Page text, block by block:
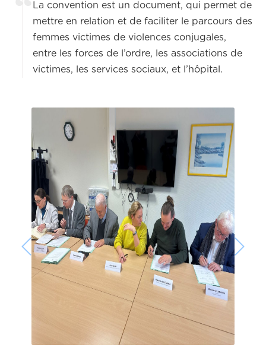
La convention est un document, qui permet de
mettre en relation et de faciliter le parcours des
femmes victimes de violences conjugales,
entre les forces de l’ordre, les associations de
victimes, les services sociaux, et l’hôpital.